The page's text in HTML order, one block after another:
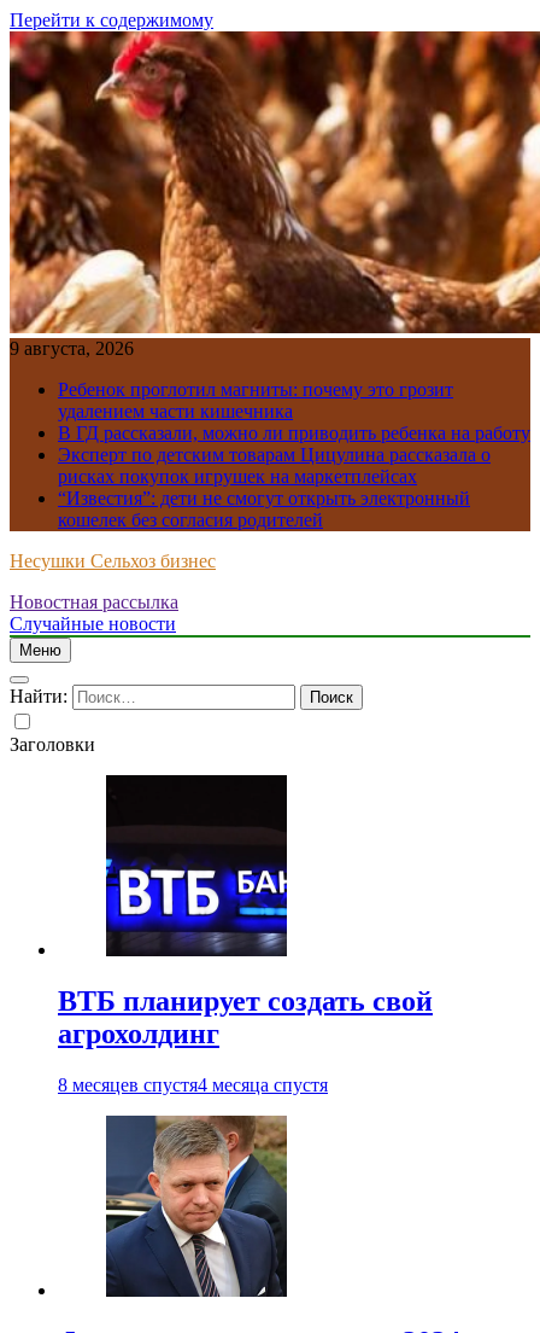
Перейти к содержимому
9 августа, 2026
Ребенок проглотил магниты: почему это грозит
удалением части кишечника
В ГД рассказали, можно ли приводить ребенка на работу
Эксперт по детским товарам Цицулина рассказала о
рисках покупок игрушек на маркетплейсах
“Известия”: дети не смогут открыть электронный
кошелек без согласия родителей
Несушки Сельхоз бизнес
Новостная рассылка
Случайные новости
Меню
Найти:
Заголовки
ВТБ планирует создать свой
агрохолдинг
8 месяцев спустя4 месяца спустя